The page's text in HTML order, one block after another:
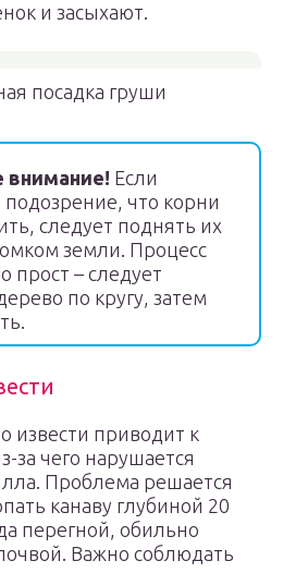
и засыхают.
посадка груши
внимание! Если
подозрение, что корни
следует поднять их
земли. Процесс
прост – следует
по кругу, затем
извести приводит к
за чего нарушается
Проблема решается
канаву глубиной 20
перегной, обильно
Важно соблюдать